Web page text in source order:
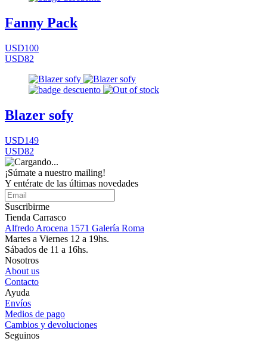
Fanny Pack
USD100
USD82
Blazer sofy
USD149
USD82
¡Súmate a nuestro mailing!
Y entérate de las últimas novedades
Suscribirme
Tienda Carrasco
Alfredo Arocena 1571 Galería Roma
Martes a Viernes 12 a 19hs.
Sábados de 11 a 16hs.
Nosotros
About us
Contacto
Ayuda
Envíos
Medios de pago
Cambios y devoluciones
Seguinos